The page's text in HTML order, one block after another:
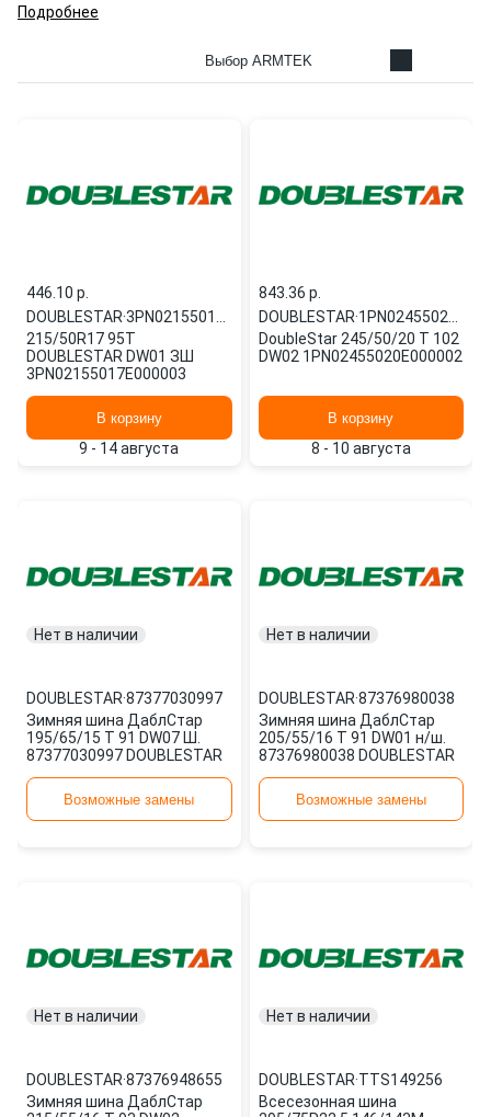
Подробнее
Выбор ARMTEK
446.10 p.
DOUBLESTAR·
215/50R17 95T
DOUBLESTAR DW01 ЗШ
3PN02155017E000003
В корзину
9 - 14 августа
843.36 p.
DOUBLESTAR·
DoubleStar 245/50/20 T 102
DW02 1PN02455020E000002
В корзину
8 - 10 августа
Нет в наличии
DOUBLESTAR·87377030997
Зимняя шина ДаблСтар
195/65/15 T 91 DW07 Ш.
87377030997 DOUBLESTAR
Возможные замены
Нет в наличии
DOUBLESTAR·87376980038
Зимняя шина ДаблСтар
205/55/16 T 91 DW01 н/ш.
87376980038 DOUBLESTAR
Возможные замены
Нет в наличии
DOUBLESTAR·87376948655
Зимняя шина ДаблСтар
Нет в наличии
DOUBLESTAR·TTS149256
Всесезонная шина